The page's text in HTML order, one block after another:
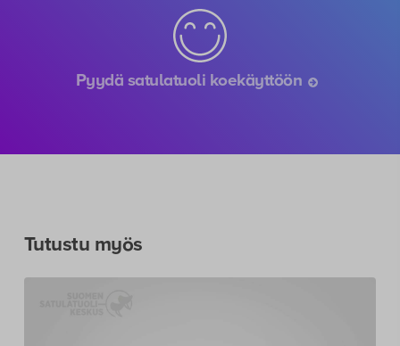
Pyydä satulatuoli koekäyttöön
Tutustu myös